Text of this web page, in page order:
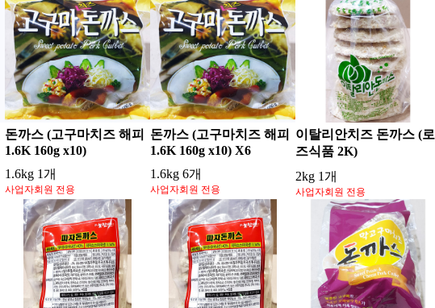
돈까스 (고구마치즈 해피
1.6K 160g x10)
1.6kg 1개
사업자회원 전용
돈까스 (고구마치즈 해피
1.6K 160g x10) X6
1.6kg 6개
사업자회원 전용
이탈리안치즈 돈까스 (로
즈식품 2K)
2kg 1개
사업자회원 전용